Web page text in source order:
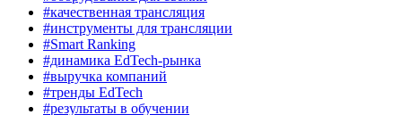
#качественная трансляция
#инструменты для трансляции
#Smart Ranking
#динамика EdTech-рынка
#выручка компаний
#тренды EdTech
#результаты в обучении